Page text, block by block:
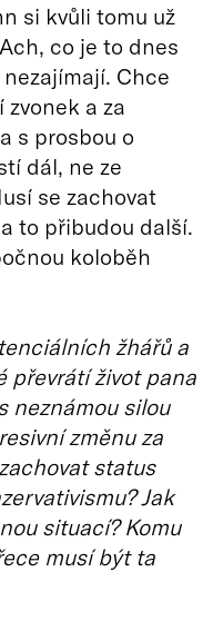
si kvůli tomu už
co je to dnes
Chce
zvonek a za
s prosbou o
dál, ne ze
se zachovat
to přibudou další.
koloběh
žhářů a
převrátí život pana
neznámou silou
změnu za
status
Jak
situací? Komu
musí být ta